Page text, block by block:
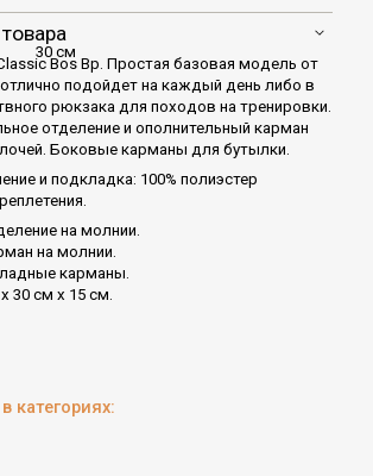
30 см
Bos Bp. Простая базовая модель от
подойдет на каждый день либо в
рюкзака для походов на тренировки.
отделение и ополнительный карман
Боковые карманы для бутылки.
и подкладка: 100% полиэстер
на молнии.
на молнии.
карманы.
30 см х 15 см.
категориях: